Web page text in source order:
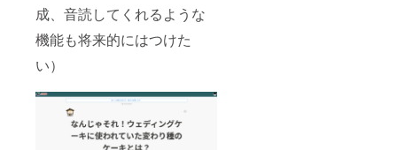
成、音読してくれるような
機能も将来的にはつけた
い）